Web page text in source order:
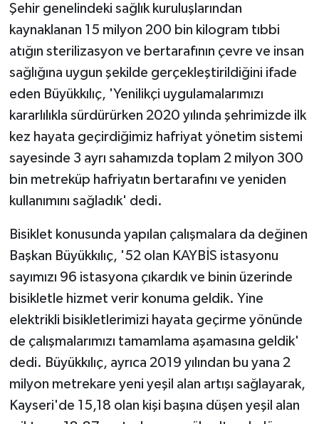
Şehir genelindeki sağlık kuruluşlarından
kaynaklanan 15 milyon 200 bin kilogram tıbbi
atığın sterilizasyon ve bertarafının çevre ve insan
sağlığına uygun şekilde gerçekleştirildiğini ifade
eden Büyükkılıç, 'Yenilikçi uygulamalarımızı
kararlılıkla sürdürürken 2020 yılında şehrimizde ilk
kez hayata geçirdiğimiz hafriyat yönetim sistemi
sayesinde 3 ayrı sahamızda toplam 2 milyon 300
bin metreküp hafriyatın bertarafını ve yeniden
kullanımını sağladık' dedi.
Bisiklet konusunda yapılan çalışmalara da değinen
Başkan Büyükkılıç, '52 olan KAYBİS istasyonu
sayımızı 96 istasyona çıkardık ve binin üzerinde
bisikletle hizmet verir konuma geldik. Yine
elektrikli bisikletlerimizi hayata geçirme yönünde
de çalışmalarımızı tamamlama aşamasına geldik'
dedi. Büyükkılıç, ayrıca 2019 yılından bu yana 2
milyon metrekare yeni yeşil alan artışı sağlayarak,
Kayseri'de 15,18 olan kişi başına düşen yeşil alan